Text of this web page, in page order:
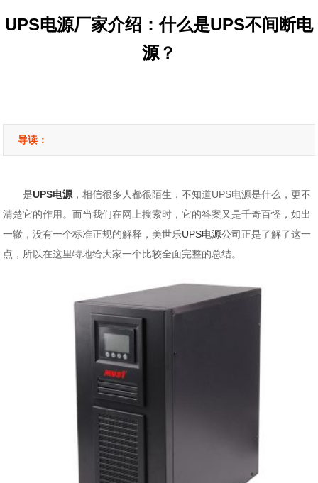
UPS电源厂家介绍：什么是UPS不间断电
源？
导读：
是UPS电源，相信很多人都很陌生，不知道UPS电源是什么，更不
清楚它的作用。而当我们在网上搜索时，它的答案又是千奇百怪，如出
一辙，没有一个标准正规的解释，美世乐UPS电源公司正是了解了这一
点，所以在这里特地给大家一个比较全面完整的总结。